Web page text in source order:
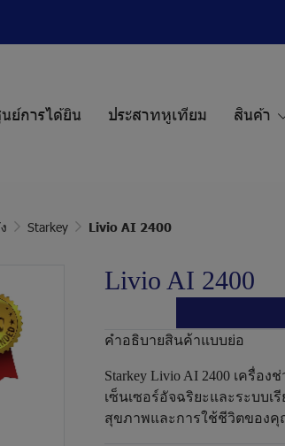
ย์การได้ยิน ประสาทหูเทียม สินค้า
Starkey Livio AI 2400
Livio AI 2400
คำอธิบายสินค้าแบบย่อ
Starkey Livio AI 2400 เครื่
เซ็นเซอร์อัจฉริยะและระบบ
สุขภาพและการใช้ชีวิตของคุ